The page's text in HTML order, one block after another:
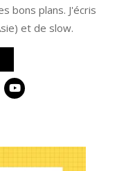
bons plans. J'écris
et de slow.